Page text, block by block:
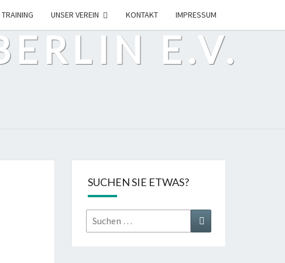
TRAINING UNSER VEREIN KONTAKT IMPRESSUM
E.V.
SUCHEN SIE ETWAS?
Suchen
nach:
Suchen